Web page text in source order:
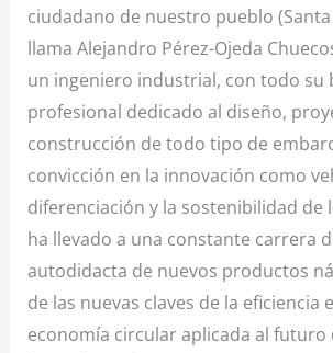
ciudadano de nuestro pueblo (Santa
llama Alejandro Pérez-Ojeda
un ingeniero industrial, con todo su
profesional dedicado al diseño,
construcción de todo tipo de
convicción en la innovación como
diferenciación y la sostenibilidad de
ha llevado a una constante carrera
autodidacta de nuevos productos
de las nuevas claves de la eficiencia
economía circular aplicada al futuro